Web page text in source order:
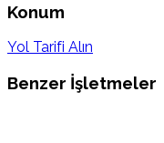
Konum
Yol Tarifi Alın
Benzer İşletmeler